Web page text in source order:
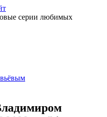
серии любимых